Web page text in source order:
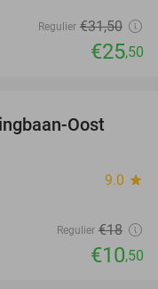
Regulier €31,50
€25,50
42%
Oost
9.0 star
Regulier €18
€10,50